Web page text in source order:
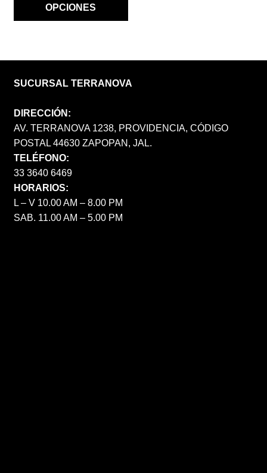
OPCIONES
SUCURSAL TERRANOVA
DIRECCIÓN:
AV. TERRANOVA 1238, PROVIDENCIA, CÓDIGO
POSTAL 44630 ZAPOPAN, JAL.
TELÉFONO:
33 3640 6469
HORARIOS:
L – V 10.00 AM – 8.00 PM
SAB. 11.00 AM – 5.00 PM